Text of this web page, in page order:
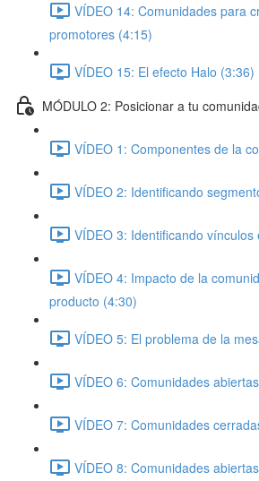
VÍDEO 14: Comunidades para
promotores (4:15)
VÍDEO 15: El efecto Halo (3:36)
MÓDULO 2: Posicionar a tu
VÍDEO 1: Componentes de la
VÍDEO 2: Identificando
VÍDEO 3: Identificando
VÍDEO 4: Impacto de la
producto (4:30)
VÍDEO 5: El problema de la
VÍDEO 6: Comunidades
VÍDEO 7: Comunidades
VÍDEO 8: Comunidades